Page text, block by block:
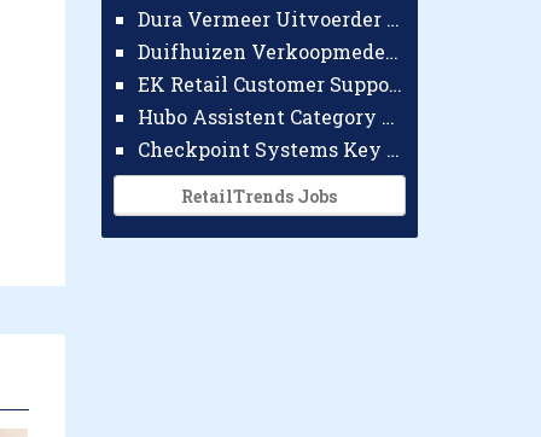
Dura Vermeer Uitvoerder Civiel Nijmegen
Duifhuizen Verkoopmedewerker Ridderkerk
EK Retail Customer Support Omnichannel
Hubo Assistent Category Manager
Checkpoint Systems Key Accountmanager Benelux
RetailTrends Jobs